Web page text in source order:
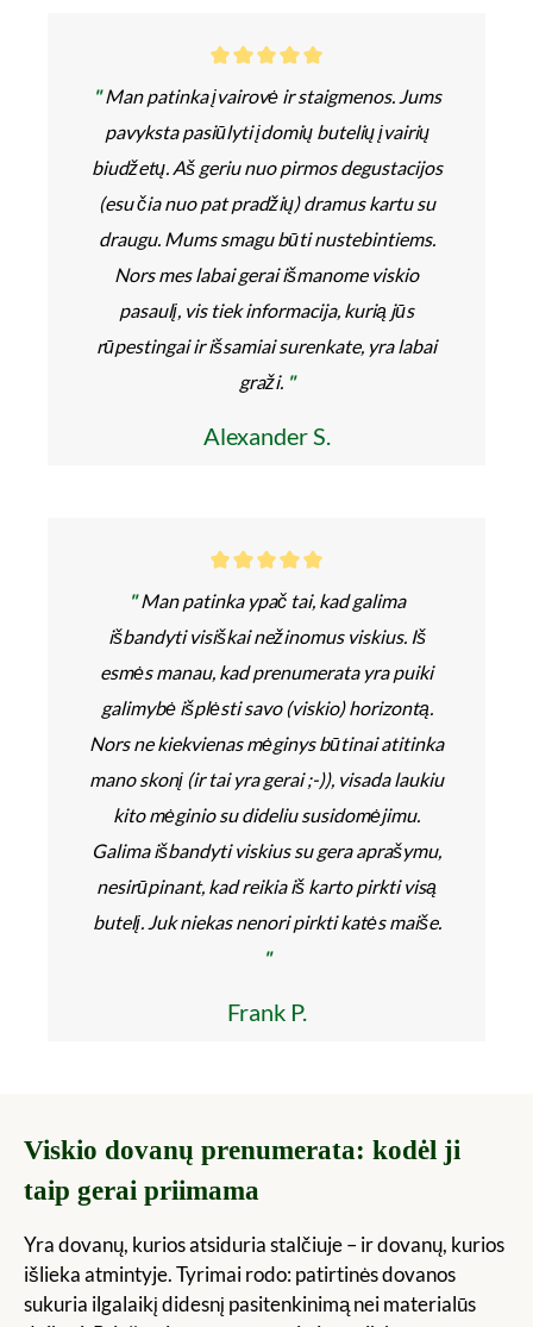
"Man patinka įvairovė ir staigmenos. Jums
pavyksta pasiūlyti įdomių butelių įvairių
biudžetų. Aš geriu nuo pirmos degustacijos
(esu čia nuo pat pradžių) dramus kartu su
draugu. Mums smagu būti nustebintiems.
Nors mes labai gerai išmanome viskio
pasaulį, vis tiek informacija, kurią jūs
rūpestingai ir išsamiai surenkate, yra labai
graži. "
Alexander S.
"Man patinka ypač tai, kad galima
išbandyti visiškai nežinomus viskius. Iš
esmės manau, kad prenumerata yra puiki
galimybė išplėsti savo (viskio) horizontą.
Nors ne kiekvienas mėginys būtinai atitinka
mano skonį (ir tai yra gerai ;-)), visada laukiu
kito mėginio su dideliu susidomėjimu.
Galima išbandyti viskius su gera aprašymu,
nesirūpinant, kad reikia iš karto pirkti visą
butelį. Juk niekas nenori pirkti katės maiše.
"
Frank P.
Viskio dovanų prenumerata: kodėl ji
taip gerai priimama
Yra dovanų, kurios atsiduria stalčiuje – ir dovanų, kurios
išlieka atmintyje. Tyrimai rodo: patirtinės dovanos
sukuria ilgalaikį didesnį pasitenkinimą nei materialūs